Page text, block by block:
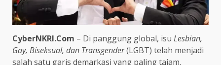
CyberNKRI.Com – Di panggung global, isu Lesbian,
Gay, Biseksual, dan Transgender(LGBT) telah menjadi
salah satu garis demarkasi yang paling tajam.